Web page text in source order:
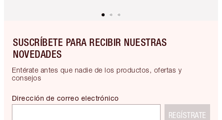
SUSCRÍBETE PARA RECIBIR NUESTRAS
NOVEDADES
Entérate antes que nadie de los productos, ofertas y
consejos
Dirección de correo electrónico
REGÍSTRATE